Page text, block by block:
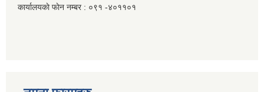
कार्यालयकाे फाेन नम्बर : ०९१ -४०११०१